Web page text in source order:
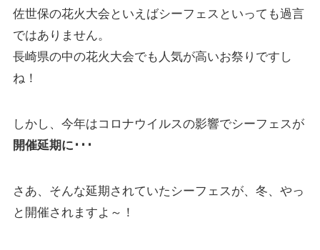
佐世保の花火大会といえばシーフェスといっても過言
ではありません。
長崎県の中の花火大会でも人気が高いお祭りですし
ね！
しかし、今年はコロナウイルスの影響でシーフェスが
開催延期に･･･
さあ、そんな延期されていたシーフェスが、冬、やっ
と開催されますよ～！